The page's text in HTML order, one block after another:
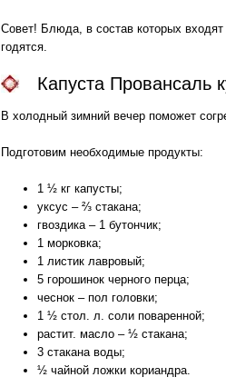
Совет! Блюда, в состав которых
годятся.
Капуста Провансаль
В холодный зимний вечер поможет
Подготовим необходимые продукты:
1 ½ кг капусты;
уксус – ⅔ стакана;
гвоздика – 1 бутончик;
1 морковка;
1 листик лавровый;
5 горошинок черного перца;
чеснок – пол головки;
1 ½ стол. л. соли поваренной;
растит. масло – ½ стакана;
3 стакана воды;
½ чайной ложки кориандра.